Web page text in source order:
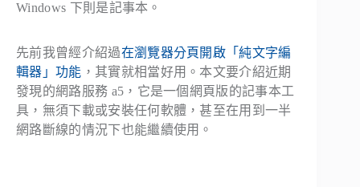
Windows 下則是記事本。
先前我曾經介紹過在瀏覽器分頁開啟「純文字編
輯器」功能 ，其實就相當好用。本文要介紹近期
發現的網路服務 a5，它是一個網頁版的記事本工
具，無須下載或安裝任何軟體，甚至在用到一半
網路斷線的情況下也能繼續使用。